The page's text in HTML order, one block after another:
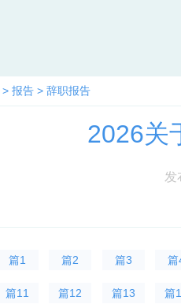
> 报告 > 辞职报告
2026关
发
篇1 篇2 篇3 篇
篇11 篇12 篇13 篇